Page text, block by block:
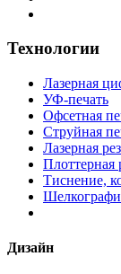
Технологии
Лазерная
УФ-печать
Офсетная
Струйная
Лазерная
Плоттерная
Тиснение,
Дизайн